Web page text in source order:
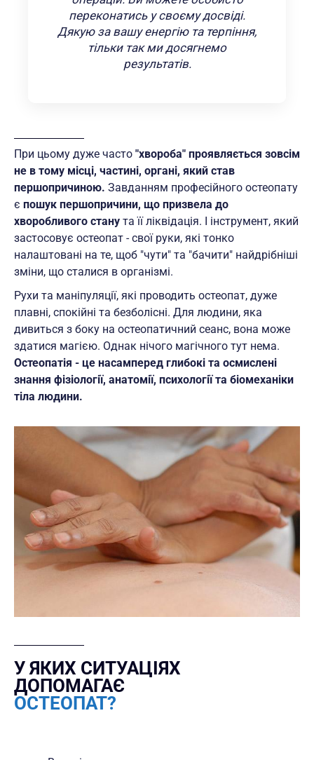
переконатись у своєму досвіді.
Дякую за вашу енергію та терпіння,
тільки так ми досягнемо
результатів.
При цьому дуже часто "хвороба" проявляється зовсім
не в тому місці, частині, органі, який став
першопричиною. Завданням професійного остеопату
є пошук першопричини, що призвела до
хворобливого стану та її ліквідація. І інструмент, який
застосовує остеопат - свої руки, які тонко
налаштовані на те, щоб "чути" та "бачити" найдрібніші
зміни, що сталися в організмі.
Рухи та маніпуляції, які проводить остеопат, дуже
плавні, спокійні та безболісні. Для людини, яка
дивиться з боку на остеопатичний сеанс, вона може
здатися магією. Однак нічого магічного тут нема.
Остеопатія - це насамперед глибокі та осмислені
знання фізіології, анатомії, психології та біомеханіки
тіла людини.
У ЯКИХ СИТУАЦІЯХ
ДОПОМАГАЄ
ОСТЕОПАТ?